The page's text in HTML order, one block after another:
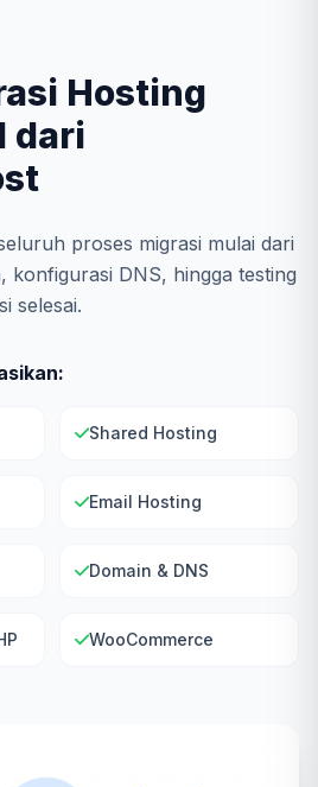
Hosting
dari
proses migrasi mulai dari
konfigurasi DNS, hingga testing
selesai.
Shared Hosting
Email Hosting
Domain & DNS
WooCommerce